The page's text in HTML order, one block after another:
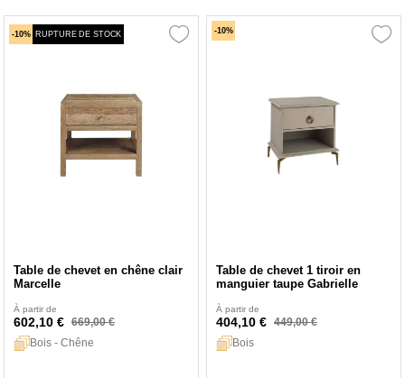
-10% RUPTURE DE STOCK
Table de chevet en chêne clair
Marcelle
À partir de
602,10 € 669,00 €
Bois - Chêne
-10%
Table de chevet 1 tiroir en
manguier taupe Gabrielle
À partir de
404,10 € 449,00 €
Bois